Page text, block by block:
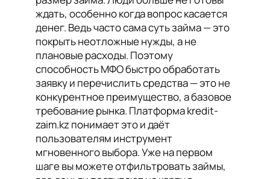
ждать, особенно когда вопрос касается
денег. Ведь часто сама суть займа — это
покрыть неотложные нужды, а не
плановые расходы. Поэтому
способность МФО быстро обработать
заявку и перечислить средства — это не
конкурентное преимущество, а базовое
требование рынка. Платформа kredit-
zaim.kz понимает это и даёт
пользователям инструмент
мгновенного выбора. Уже на первом
шаге вы можете отфильтровать займы,